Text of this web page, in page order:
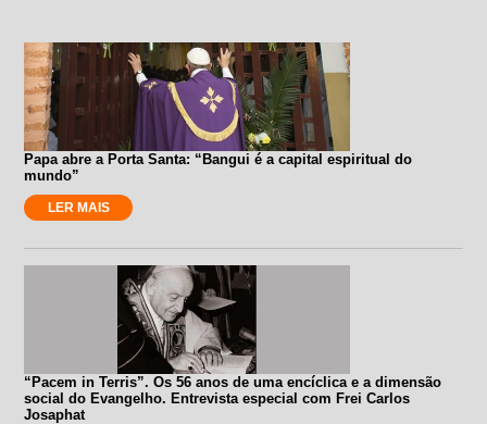
Papa abre a Porta Santa: “Bangui é a capital espiritual do
mundo”
LER MAIS
“Pacem in Terris”. Os 56 anos de uma encíclica e a dimensão
social do Evangelho. Entrevista especial com Frei Carlos
Josaphat